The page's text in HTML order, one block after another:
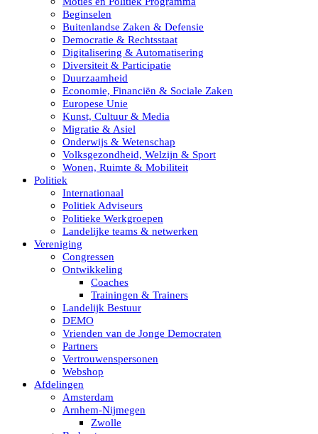
Beginselen
Buitenlandse Zaken & Defensie
Democratie & Rechtsstaat
Digitalisering & Automatisering
Diversiteit & Participatie
Duurzaamheid
Economie, Financiën & Sociale Zaken
Europese Unie
Kunst, Cultuur & Media
Migratie & Asiel
Onderwijs & Wetenschap
Volksgezondheid, Welzijn & Sport
Wonen, Ruimte & Mobiliteit
Politiek
Internationaal
Politiek Adviseurs
Politieke Werkgroepen
Landelijke teams & netwerken
Vereniging
Congressen
Ontwikkeling
Coaches
Trainingen & Trainers
Landelijk Bestuur
DEMO
Vrienden van de Jonge Democraten
Partners
Vertrouwenspersonen
Webshop
Afdelingen
Amsterdam
Arnhem-Nijmegen
Zwolle